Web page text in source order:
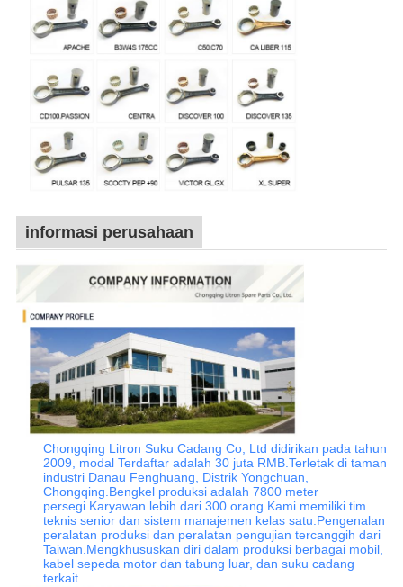
informasi perusahaan
Chongqing Litron Suku Cadang Co, Ltd didirikan pada tahun
2009, modal Terdaftar adalah 30 juta RMB.Terletak di taman
industri Danau Fenghuang, Distrik Yongchuan,
Chongqing.Bengkel produksi adalah 7800 meter
persegi.Karyawan lebih dari 300 orang.Kami memiliki tim
teknis senior dan sistem manajemen kelas satu.Pengenalan
peralatan produksi dan peralatan pengujian tercanggih dari
Taiwan.Mengkhususkan diri dalam produksi berbagai mobil,
kabel sepeda motor dan tabung luar, dan suku cadang
terkait.